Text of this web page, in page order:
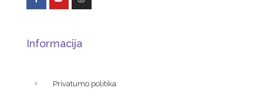
Informacija
Privatumo politika